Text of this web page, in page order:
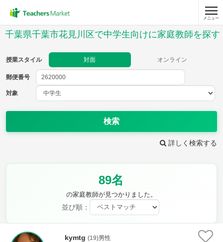
メニュー
千葉県千葉市花見川区で中学生向けに家庭教師を探す
授業スタイル 対面 オンライン
郵便番号
対象
検索
詳しく検索する
89名
の家庭教師が見つかりました。
並び順：
kymtg (19)男性
郵便番号
教科
古典
公民 芸術 音楽 保健体育